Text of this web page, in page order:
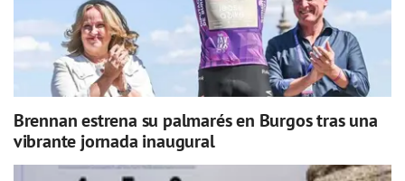
Brennan estrena su palmarés en Burgos tras una
vibrante jornada inaugural